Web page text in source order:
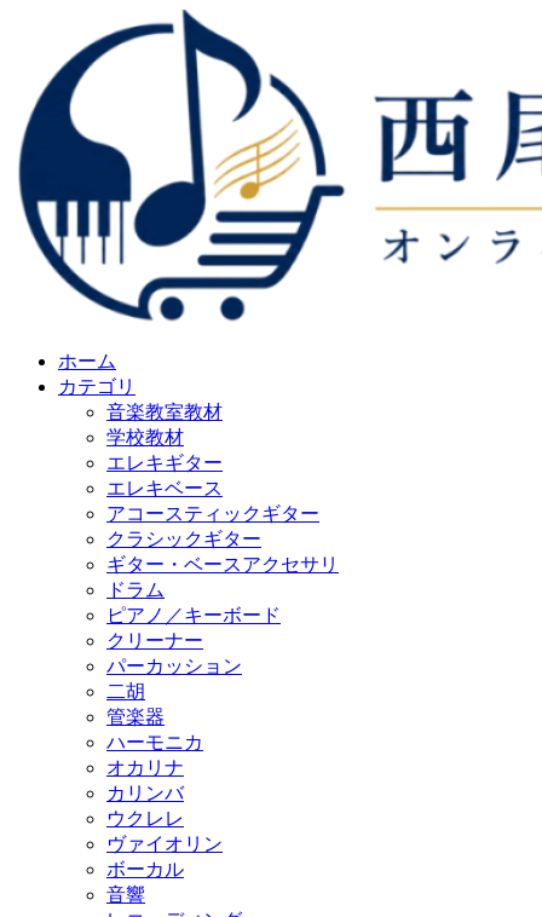
ホーム
カテゴリ
音楽教室教材
学校教材
エレキギター
エレキベース
アコースティックギター
クラシックギター
ギター・ベースアクセサリ
ドラム
ピアノ／キーボード
クリーナー
パーカッション
二胡
管楽器
ハーモニカ
オカリナ
カリンバ
ウクレレ
ヴァイオリン
ボーカル
音響